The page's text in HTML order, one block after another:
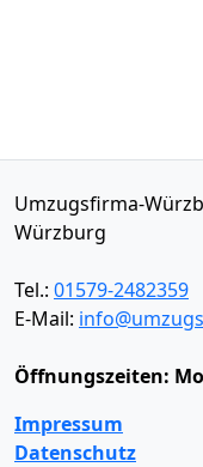
Umzugsfirma-
Würzburg
Tel.: 01579-2482359
E-Mail:
Öffnungszeiten:
Impressum
Datenschutz